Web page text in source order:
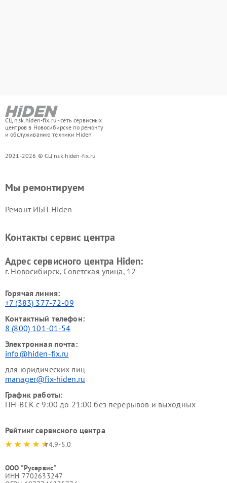
СЦ nsk.hiden-fix.ru - сеть сервисных
центров в Новосибирске по ремонту
и обслуживанию техники Hiden
2021-2026 © СЦ nsk.hiden-fix.ru
Мы ремонтируем
Ремонт ИБП Hiden
Контакты сервис центра
Адрес сервисного центра Hiden:
г. Новосибирск, Советская улица, 12
Горячая линия:
+7 (383) 377-72-09
Контактный телефон:
8 (800) 101-01-54
Электронная почта:
info@hiden-fix.ru
для юридических лиц
manager@fix-hiden.ru
График работы:
ПН-ВСК с 9:00 до 21:00 без перерывов и выходных
Рейтинг сервисного центра
4.9-5.0
ООО "Русервис"
ИНН 7702633247